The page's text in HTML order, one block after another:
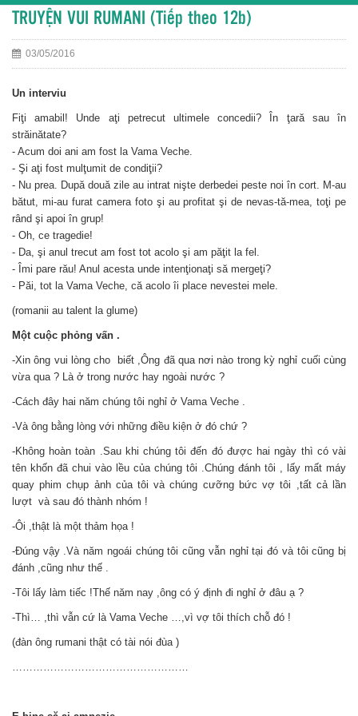
TRUYỆN VUI RUMANI (Tiếp theo 12b)
03/05/2016
Un interviu
Fiţi amabil! Unde aţi petrecut ultimele concedii? În ţară sau în
străinătate?
- Acum doi ani am fost la Vama Veche.
- Şi aţi fost mulţumit de condiţii?
- Nu prea. După două zile au intrat nişte derbedei peste noi în cort. M-au
bătut, mi-au furat camera foto şi au profitat şi de nevas-tă-mea, toţi pe
rând şi apoi în grup!
- Oh, ce tragedie!
- Da, şi anul trecut am fost tot acolo şi am păţit la fel.
- Îmi pare rău! Anul acesta unde intenţionaţi să mergeţi?
- Păi, tot la Vama Veche, că acolo îi place nevestei mele.
(romanii au talent la glume)
Một cuộc phỏng vấn .
-Xin ông vui lòng cho biết ,Ông đã qua nơi nào trong kỳ nghỉ cuối cùng
vừa qua ? Là ở trong nước hay ngoài nước ?
-Cách đây hai năm chúng tôi nghỉ ở Vama Veche .
-Và ông bằng lòng với những điều kiện ở đó chứ ?
-Không hoàn toàn .Sau khi chúng tôi đến đó được hai ngày thì có vài
tên khốn đã chui vào lều của chúng tôi .Chúng đánh tôi , lấy mất máy
quay phim chụp ảnh của tôi và chúng cưỡng bức vợ tôi ,tất cả lần
lượt và sau đó thành nhóm !
-Ôi ,thật là một thảm họa !
-Đúng vậy .Và năm ngoái chúng tôi cũng vẫn nghỉ tại đó và tôi cũng bị
đánh ,cũng như thế .
-Tôi lấy làm tiếc !Thế năm nay ,ông có ý định đi nghỉ ở đâu ạ ?
-Thì… ,thì vẫn cứ là Vama Veche …,vì vợ tôi thích chỗ đó !
(đàn ông rumani thật có tài nói đùa )
……………………………………………